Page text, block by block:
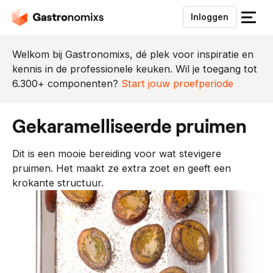
Inloggen
S
u
i
t
Welkom bij Gastronomixs, dé plek voor inspiratie en
kennis in de professionele keuken. Wil je toegang tot
6.300+ componenten? Start jouw proefperiode
gekaramelliseerde pruimen
Dit is een mooie bereiding voor wat stevigere
pruimen. Het maakt ze extra zoet en geeft een
krokante structuur.